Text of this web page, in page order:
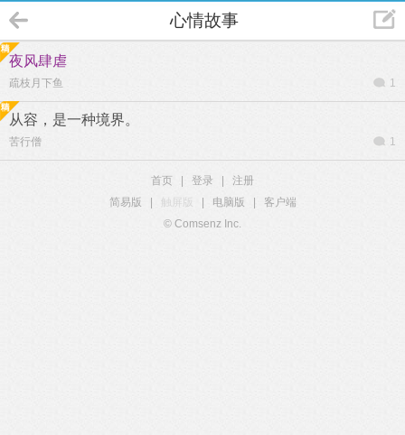
心情故事
夜风肆虐
疏枝月下鱼 1
从容，是一种境界。
苦行僧 1
首页 登录
注册
简易版
触屏版 电脑版
客户端
© Comsenz Inc.